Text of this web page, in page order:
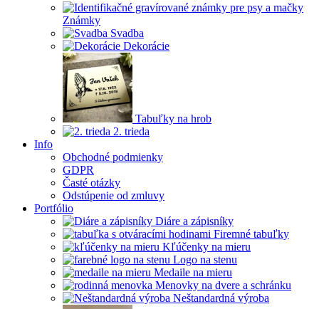
Známky
Svadba
Dekorácie
Tabuľky na hrob
2. trieda
Info
Obchodné podmienky
GDPR
Časté otázky
Odstúpenie od zmluvy
Portfólio
Diáre a zápisníky
Firemné tabuľky
Kľúčenky na mieru
Logo na stenu
Medaile na mieru
Menovky na dvere a schránku
Neštandardná výroba